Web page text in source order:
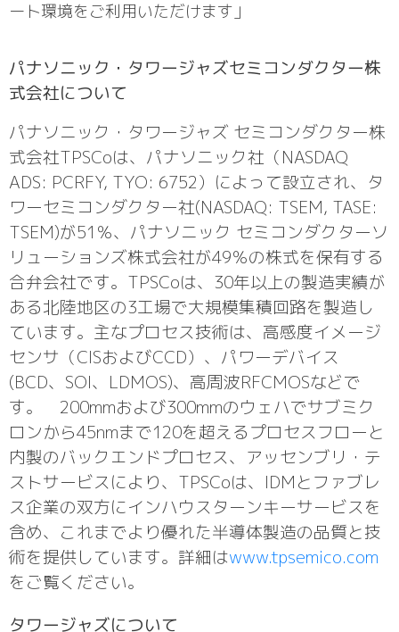
ート環境をご利用いただけます」
パナソニック・タワージャズセミコンダクター株
式会社について
パナソニック・タワージャズ セミコンダクター株
式会社TPSCoは、パナソニック社（NASDAQ
ADS: PCRFY, TYO: 6752）によって設立され、タ
ワーセミコンダクター社(NASDAQ: TSEM, TASE:
TSEM)が51％、パナソニック セミコンダクターソ
リューションズ株式会社が49％の株式を保有する
合弁会社です。TPSCoは、30年以上の製造実績が
ある北陸地区の3工場で大規模集積回路を製造し
ています。主なプロセス技術は、高感度イメージ
センサ（CISおよびCCD）、パワーデバイス
(BCD、SOI、LDMOS)、高周波RFCMOSなどで
す。 200mmおよび300mmのウェハでサブミク
ロンから45nmまで120を超えるプロセスフローと
内製のバックエンドプロセス、アッセンブリ・テ
ストサービスにより、TPSCoは、IDMとファブレ
ス企業の双方にインハウスターンキーサービスを
含め、これまでより優れた半導体製造の品質と技
術を提供しています。詳細はwww.tpsemico.com
をご覧ください。
タワージャズについて